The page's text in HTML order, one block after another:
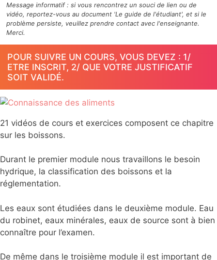
Message informatif : si vous rencontrez un souci de lien ou de
vidéo, reportez-vous au document 'Le guide de l'étudiant', et si le
problème persiste, veuillez prendre contact avec l'enseignante.
Merci.
POUR SUIVRE UN COURS, VOUS DEVEZ : 1/
ETRE INSCRIT, 2/ QUE VOTRE JUSTIFICATIF
SOIT VALIDÉ.
21 vidéos de cours et exercices composent ce chapitre
sur les boissons.
Durant le premier module nous travaillons le besoin
hydrique, la classification des boissons et la
réglementation.
Les eaux sont étudiées dans le deuxième module. Eau
du robinet, eaux minérales, eaux de source sont à bien
connaître pour l’examen.
De même dans le troisième module il est important de